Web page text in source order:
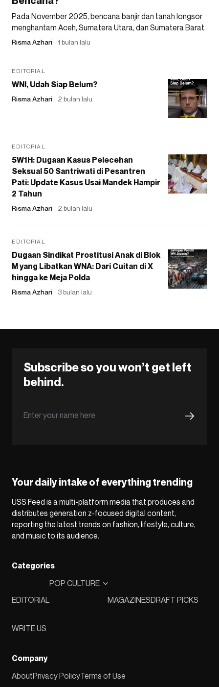
Pada November 2025, bencana banjir dan tanah longsor
menghantam Aceh, Sumatera Utara, dan Sumatera Barat.
Risma Azhari 1 bulan lalu
EDITORIAL
WNI, Udah Siap Belum?
Risma Azhari 2 bulan lalu
EDITORIAL
5W1H: Dugaan Kasus Pelecehan
Seksual 50 Santriwati di Pesantren
Pati: Update Kasus Usai Mandek Hampir
2 Tahun
Risma Azhari 2 bulan lalu
EDITORIAL
Dugaan Sindikat Prostitusi Anak di Blok
M yang Libatkan WNA: Dari Cuitan di X
hingga ke Meja Polda
Risma Azhari 3 bulan lalu
Subscribe so you won’t get left
behind.
Your daily intake of everything trending
USS Feed is a multi-platform media that produces and
distributes generation z-focused digital content,
reporting the latest trends on fashion, lifestyle, culture,
and music to its audience.
Categories
EDITORIAL
POP CULTURE
MAGAZINESDRAFT PICKS
WRITE US
Company
AboutPrivacy PolicyTerms of Use